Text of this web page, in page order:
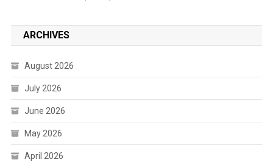
ARCHIVES
August 2026
July 2026
June 2026
May 2026
April 2026